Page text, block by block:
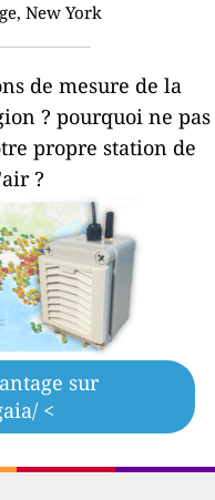
New York
de mesure de la
? pourquoi ne pas
propre station de
?
sur
<